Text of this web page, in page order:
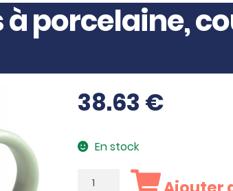
porcelaine,
38.63 €
En stock
quantité